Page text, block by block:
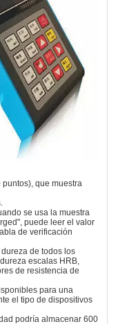
que muestra
se usa la muestra
puede leer el valor
de verificación
de todos los
escalas HRB,
de resistencia de
para una
el tipo de dispositivos
podría almacenar 600